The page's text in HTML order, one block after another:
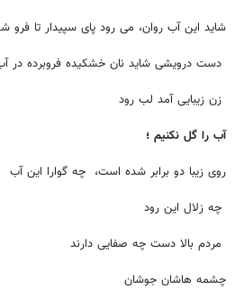
شاید این آب روان، می رود پای سپیدار تا فرو
دست درویشی شاید نان خشکیده فروبرده در
زن زیبایی آمد لب رود
آب را گل نکنیم ؛
روی زیبا دو برابر شده است، چه گوارا این آب
چه زلال این رود
مردم بالا دست چه صفایی دارند
چشمه هاشان جوشان